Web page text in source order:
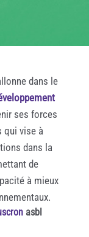
dans le
ses forces
qui vise à
dans la
de
à mieux
asbl